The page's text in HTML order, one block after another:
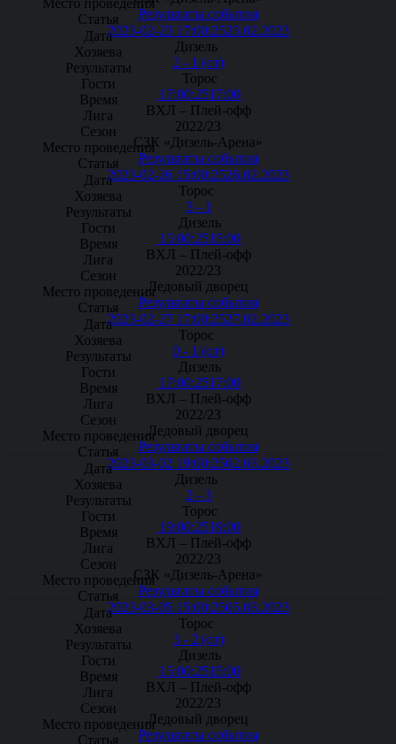
Результаты события
2023-02-23 17:00:2523.02.2023
Дизель
2 - 1 (от)
Торос
17:00:2517:00
ВХЛ – Плей-офф
2022/23
СЗК «Дизель-Арена»
Результаты события
2023-02-26 15:00:2526.02.2023
Торос
3 - 1
Дизель
15:00:2515:00
ВХЛ – Плей-офф
2022/23
Ледовый дворец
Результаты события
2023-02-27 17:00:2527.02.2023
Торос
0 - 1 (от)
Дизель
17:00:2517:00
ВХЛ – Плей-офф
2022/23
Ледовый дворец
Результаты события
2023-03-02 19:00:2502.03.2023
Дизель
2 - 3
Торос
19:00:2519:00
ВХЛ – Плей-офф
2022/23
СЗК «Дизель-Арена»
Результаты события
2023-03-05 15:00:2505.03.2023
Торос
3 - 2 (от)
Дизель
15:00:2515:00
ВХЛ – Плей-офф
2022/23
Ледовый дворец
Результаты события